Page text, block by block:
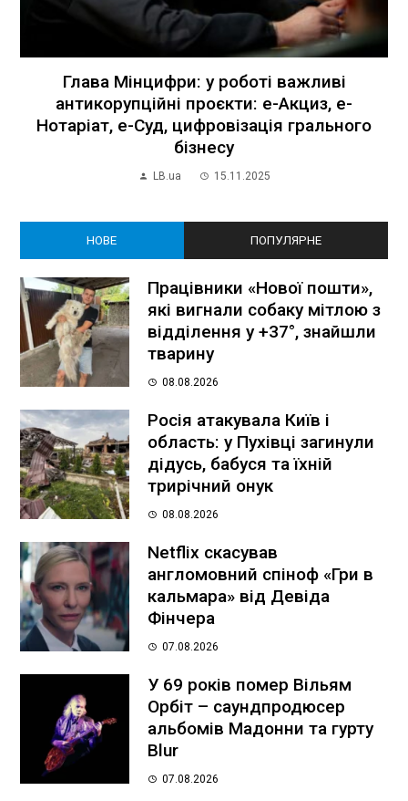
Глава Мінцифри: у роботі важливі
антикорупційні проєкти: е-Акциз, е-
Нотаріат, е-Суд, цифровізація грального
бізнесу
LB.ua 15.11.2025
НОВЕ ПОПУЛЯРНЕ
Працівники «Нової пошти»,
які вигнали собаку мітлою з
відділення у +37°, знайшли
тварину
08.08.2026
Росія атакувала Київ і
область: у Пухівці загинули
дідусь, бабуся та їхній
трирічний онук
08.08.2026
Netflix скасував
англомовний спіноф «Гри в
кальмара» від Девіда
Фінчера
07.08.2026
У 69 років помер Вільям
Орбіт – саундпродюсер
альбомів Мадонни та гурту
Blur
07.08.2026